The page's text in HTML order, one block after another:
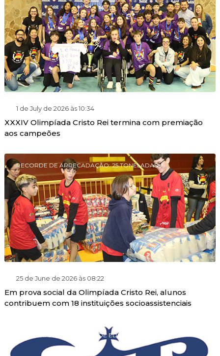
1 de July de 2026 às 10:34
XXXIV Olimpíada Cristo Rei termina com premiação
aos campeões
RECORDE DE ARRECADAÇÃO: 25 TONELADAS
25 de June de 2026 às 08:22
Em prova social da Olimpíada Cristo Rei, alunos
contribuem com 18 instituições socioassistenciais
PROGRAMA DE GRATUIDADE EDUCACIONAL